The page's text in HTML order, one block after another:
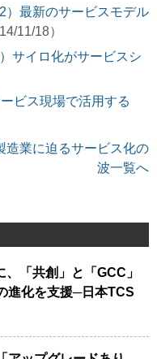
）最新のサービスモデル
11/18）
サイロ化がサービスシ
ビス現場で活用する
造業に迫るサービス化の
波一覧へ
、「共創」と「GCC」
進化を支援─日本TCS